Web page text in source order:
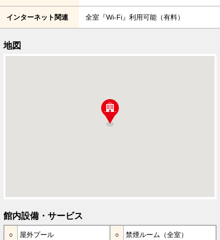
インターネット関連 全室『Wi-Fi』利用可能（有料）
地図
館内設備・サービス
屋外プール 禁煙ルーム（全室）